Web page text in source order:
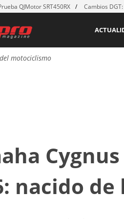
QJMotor SRT450RX Cambios
motociclismo
nacido